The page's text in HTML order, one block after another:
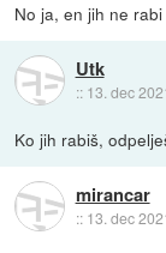
No ja, en jih ne
Utk
:: 13. dec
Ko jih rabiš,
mirancar
:: 13. dec